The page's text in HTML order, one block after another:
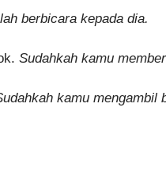
berbicara kepada dia.
Sudahkah kamu
kamu mengambil